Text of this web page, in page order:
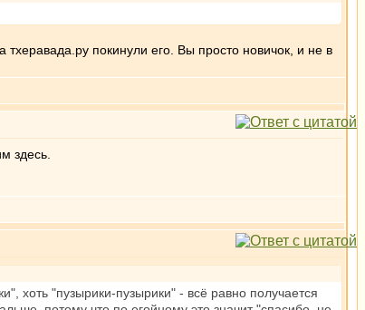
покинули его. Вы просто новичок, и не в
здесь.
хоть "пузырики-пузырики" - всё равно получается